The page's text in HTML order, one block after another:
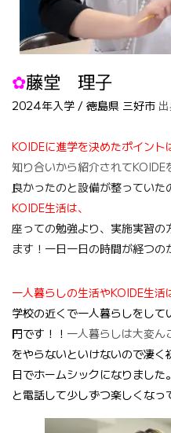
✿藤堂 理子
2024年入学 / 徳島県 三好市
KOIDEに進学を決めたポイント
知り合いから紹介されてKOIDE
良かったのと設備が整っていた
KOIDE生活は、
座っての勉強より、実施実習
ます！一日一日の時間が経つ
一人暮らしの生活やKOIDE生活
学校の近くで一人暮らしをし
円です！！ 一人暮らしは大変ん
をやらないといけないので凄
日でホームシックになりまし
と電話して少しずつ楽しくなっ